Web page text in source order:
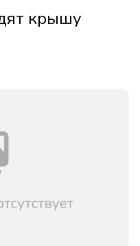
крышу